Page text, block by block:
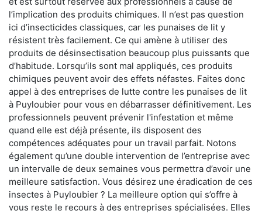
l’implication des produits chimiques. Il n’est pas question
ici d’insecticides classiques, car les punaises de lit y
résistent très facilement. Ce qui amène à utiliser des
produits de désinsectisation beaucoup plus puissants que
d’habitude. Lorsqu’ils sont mal appliqués, ces produits
chimiques peuvent avoir des effets néfastes. Faites donc
appel à des entreprises de lutte contre les punaises de lit
à Puyloubier pour vous en débarrasser définitivement. Les
professionnels peuvent prévenir l'infestation et même
quand elle est déjà présente, ils disposent des
compétences adéquates pour un travail parfait. Notons
également qu’une double intervention de l’entreprise avec
un intervalle de deux semaines vous permettra d’avoir une
meilleure satisfaction. Vous désirez une éradication de ces
insectes à Puyloubier ? La meilleure option qui s’offre à
vous reste le recours à des entreprises spécialisées. Elles